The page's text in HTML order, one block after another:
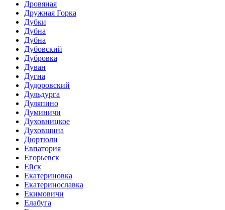
Дровяная
Дружная Горка
Дубки
Дубна
Дубна
Дубовский
Дубровка
Дуван
Дугна
Дудоровский
Дульдурга
Дуляпино
Думиничи
Духовницкое
Духовщина
Дюртюли
Евпатория
Егорьевск
Ейск
Екатериновка
Екатеринославка
Екимовичи
Елабуга